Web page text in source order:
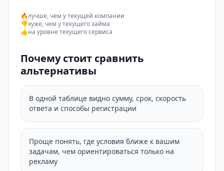
🔥лучше, чем у текущей компании
👎хуже, чем у текущего займа
👍на уровне текущего сервиса
Почему стоит сравнить
альтернативы
В одной таблице видно сумму, срок, скорость
ответа и способы регистрации
Проще понять, где условия ближе к вашим
задачам, чем ориентироваться только на
рекламу